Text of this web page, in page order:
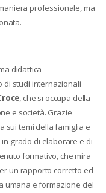
professionale, ma
didattica
di studi internazionali
, che si occupa della
e società. Grazie
sui temi della famiglia e
in grado di elaborare e di
formativo, che mira
un rapporto corretto ed
umana e formazione del